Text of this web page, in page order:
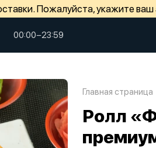
Пожалуйста, укажите
00:00−23:59
Главная страница
Ролл